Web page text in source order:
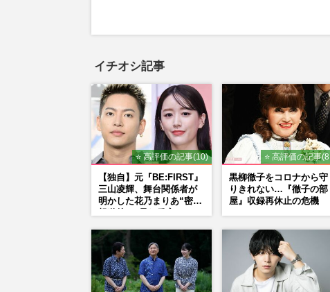
イチオシ記事
⭐ 高評価の記事(10)
【独自】元『BE:FIRST』
三山凌輝、舞台関係者が
明かした花乃まりあ“密会
答えた共演舞台の行方
⭐ 高評価の記事
黒柳徹子をコロナから守
りきれない…『徹子の部
屋』収録再休止の危機